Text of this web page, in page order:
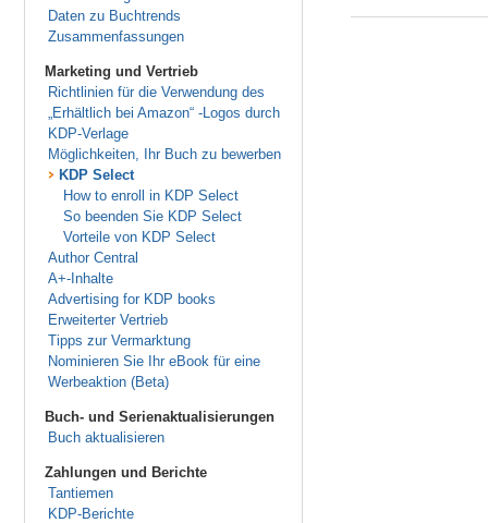
Daten zu Buchtrends
Zusammenfassungen
Marketing und Vertrieb
Richtlinien für die Verwendung des
„Erhältlich bei Amazon“ -Logos durch
KDP-Verlage
Möglichkeiten, Ihr Buch zu bewerben
KDP Select
How to enroll in KDP Select
So beenden Sie KDP Select
Vorteile von KDP Select
Author Central
A+-Inhalte
Advertising for KDP books
Erweiterter Vertrieb
Tipps zur Vermarktung
Nominieren Sie Ihr eBook für eine
Werbeaktion (Beta)
Buch- und Serienaktualisierungen
Buch aktualisieren
Zahlungen und Berichte
Tantiemen
KDP-Berichte